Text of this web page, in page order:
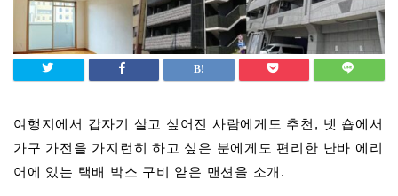
여행지에서 갑자기 살고 싶어진 사람에게도 추천, 넷 숍에서
가구 가전을 가지런히 하고 싶은 분에게도 편리한 난바 에리
어에 있는 택배 박스 구비 얕은 맨션을 소개.